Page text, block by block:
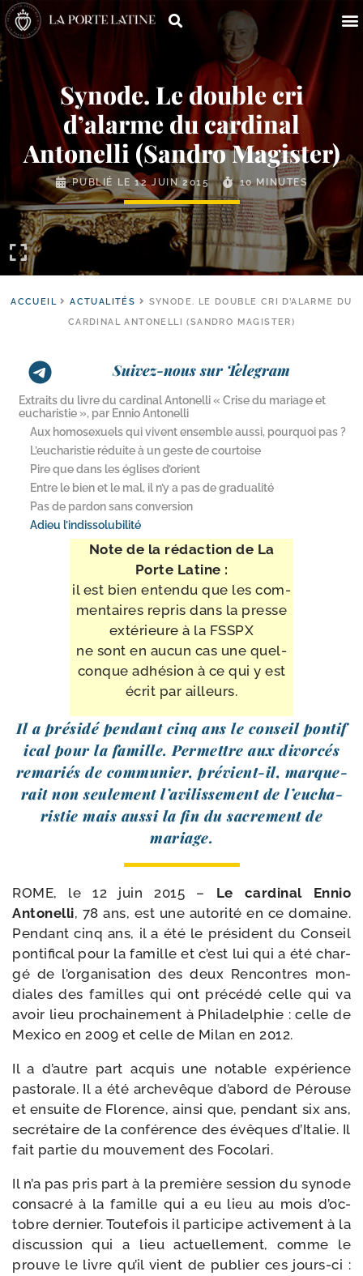
Synode. Le double cri
d’alarme du cardinal
Antonelli (Sandro Magister)
PUBLIÉ LE12 JUIN 2015 10 MINUTES
ACCUEIL ACTUALITÉS
SYNODE. LE DOUBLE CRI D’ALARME DU
CARDINAL ANTONELLI (SANDRO MAGISTER)
Suivez-nous sur Telegram
Extraits du livre du cardinal Antonelli « Crise du mariage et
eucharistie », par Ennio Antonelli
Aux homosexuels qui vivent ensemble aussi, pourquoi pas ?
L’eucharistie réduite à un geste de courtoise
Pire que dans les églises d’orient
Entre le bien et le mal, il n’y a pas de gradualité
Pas de pardon sans conversion
Adieu l’indissolubilité
Note de la rédac­tion de La
Porte Latine :
il est bien enten­du que les com­
men­taires repris dans la presse
exté­rieure à la FSSPX
ne sont en aucun cas une quel­
conque adhé­sion à ce qui y est
écrit par ailleurs.
Il a pré­si­dé pen­dant cinq ans le conseil pon­ti­f
i­cal pour la famille. Permettre aux divor­cés
rema­riés de com­mu­nier, prévient-​il, mar­que­
rait non seule­ment l’a­vi­lis­se­ment de l’eu­cha­
ris­tie mais aus­si la fin du sacre­ment de
mariage.
ROME, le 12 juin 2015 – Le car­di­nal Ennio
Antonelli, 78 ans, est une auto­ri­té en ce domaine.
Pendant cinq ans, il a été le pré­sident du Conseil
pon­ti­fi­cal pour la famille et c’est lui qui a été char­
gé de l’or­ga­ni­sa­tion des deux Rencontres mon­
diales des familles qui ont pré­cé­dé celle qui va
avoir lieu pro­chai­ne­ment à Philadelphie : celle de
Mexico en 2009 et celle de Milan en 2012.
Il a d’autre part acquis une notable expé­rience
pas­to­rale. Il a été arche­vêque d’a­bord de Pérouse
et ensuite de Florence, ain­si que, pen­dant six ans,
secré­taire de la confé­rence des évêques d’Italie. Il
fait par­tie du mou­ve­ment des Focolari.
Il n’a pas pris part à la pre­mière ses­sion du synode
consa­cré à la famille qui a eu lieu au mois d’oc­
tobre der­nier. Toutefois il par­ti­cipe acti­ve­ment à la
dis­cus­sion qui a lieu actuel­le­ment, comme le
prouve le livre qu’il vient de publier ces jours-​ci :